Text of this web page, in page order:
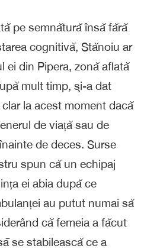
pe semnătură însă fără
cognitivă, Stănoiu ar
ei din Pipera, zonă aflată
mult timp, şi-a dat
la acest moment dacă
de viață sau de
de deces. Surse
spun că un echipaj
ei abia după ce
au putut numai să
că femeia a făcut
se stabilească ce a